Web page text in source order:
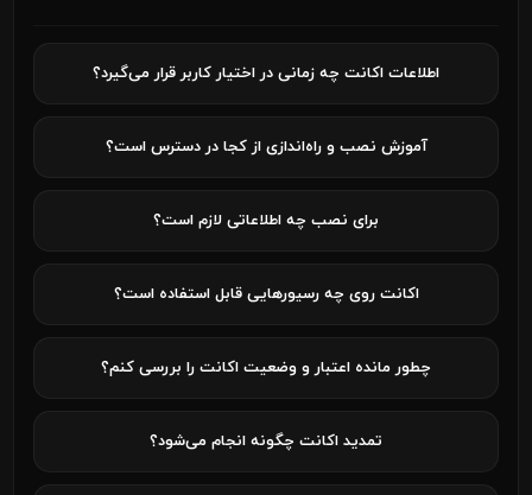
اطلاعات اکانت چه زمانی در اختیار کاربر قرار می‌گیرد؟
آموزش نصب و راه‌اندازی از کجا در دسترس است؟
برای نصب چه اطلاعاتی لازم است؟
اکانت روی چه رسیورهایی قابل استفاده است؟
چطور مانده اعتبار و وضعیت اکانت را بررسی کنم؟
تمدید اکانت چگونه انجام می‌شود؟